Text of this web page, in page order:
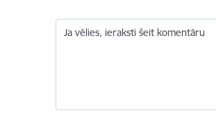
Ja vēlies, ieraksti šeit komentāru